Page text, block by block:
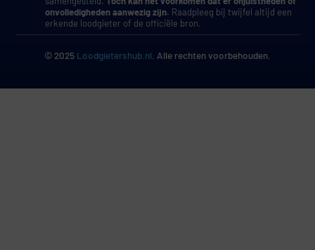
© 2025 Loodgietershub.nl . Alle rechten voorbehouden.
onvolledigheden aanwezig zijn. Raadpleeg bij twijfel altijd een
erkende loodgieter of de officiële bron.